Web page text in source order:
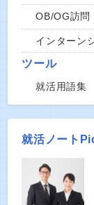
OB/OG訪問
インターン
ツール
就活用語集
就活ノート